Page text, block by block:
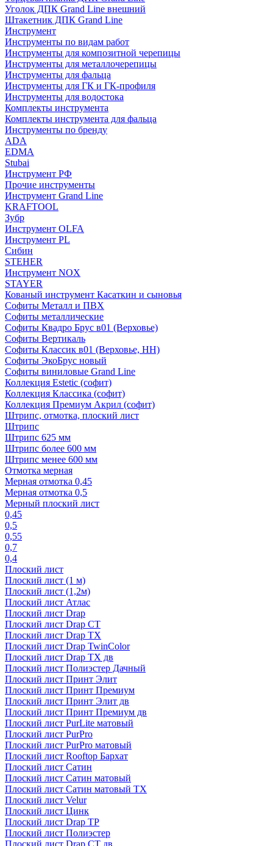
Уголок ДПК Grand Line внешний
Штакетник ДПК Grand Line
Инструмент
Инструменты по видам работ
Инструменты для композитной черепицы
Инструменты для металлочерепицы
Инструменты для фальца
Инструменты для ГК и ГК-профиля
Инструменты для водостока
Комплекты инструмента
Комплекты инструмента для фальца
Инструменты по бренду
ADA
EDMA
Stubai
Инструмент РФ
Прочие инструменты
Инструмент Grand Line
KRAFTOOL
Зубр
Инструмент OLFA
Инструмент PL
Сибин
STEHER
Инструмент NOX
STAYER
Кованый инструмент Касаткин и сыновья
Софиты Металл и ПВХ
Софиты металлические
Софиты Квадро Брус в01 (Верховье)
Софиты Вертикаль
Софиты Классик в01 (Верховье, НН)
Софиты ЭкоБрус новый
Софиты виниловые Grand Line
Коллекция Estetic (софит)
Коллекция Классика (софит)
Коллекция Премиум Акрил (софит)
Штрипс, отмотка, плоский лист
Штрипс
Штрипс 625 мм
Штрипс более 600 мм
Штрипс менее 600 мм
Отмотка мерная
Мерная отмотка 0,45
Мерная отмотка 0,5
Мерный плоский лист
0,45
0,5
0,55
0,7
0,4
Плоский лист
Плоский лист (1 м)
Плоский лист (1,2м)
Плоский лист Атлас
Плоский лист Drap
Плоский лист Drap СТ
Плоский лист Drap TX
Плоский лист Drap TwinColor
Плоский лист Drap ТХ дв
Плоский лист Полиэстер Дачный
Плоский лист Принт Элит
Плоский лист Принт Премиум
Плоский лист Принт Элит дв
Плоский лист Принт Премиум дв
Плоский лист PurLite матовый
Плоский лист PurPro
Плоский лист PurPro матовый
Плоский лист Rooftop Бархат
Плоский лист Сатин
Плоский лист Сатин матовый
Плоский лист Сатин матовый TX
Плоский лист Velur
Плоский лист Цинк
Плоский лист Drap ТР
Плоский лист Полиэстер
Плоский лист Drap СТ дв